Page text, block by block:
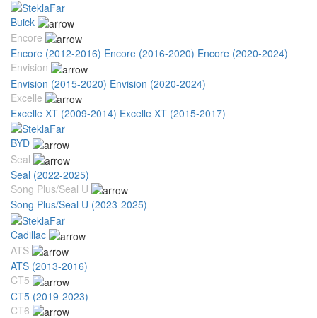
Buick
Encore
Encore (2012-2016) Encore (2016-2020) Encore (2020-2024)
Envision
Envision (2015-2020) Envision (2020-2024)
Excelle
Excelle XT (2009-2014) Excelle XT (2015-2017)
BYD
Seal
Seal (2022-2025)
Song Plus/Seal U
Song Plus/Seal U (2023-2025)
Cadillac
ATS
ATS (2013-2016)
CT5
CT5 (2019-2023)
CT6